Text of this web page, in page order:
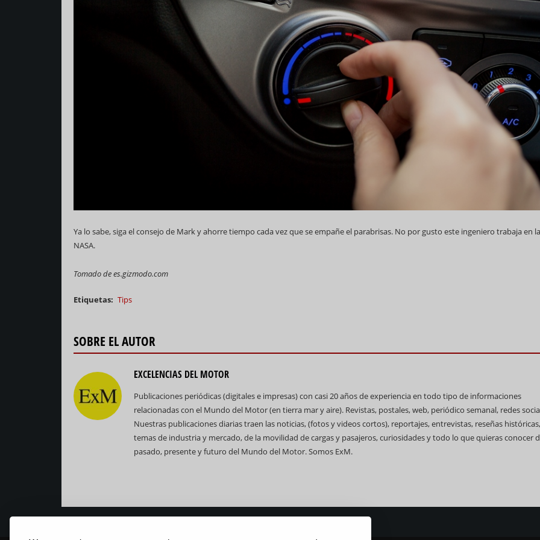
Ya lo sabe, siga el consejo de Mark y ahorre tiempo cada vez que se empañe el parabrisas. No por gusto este ingeniero trabaja en la
NASA.
Tomado de es.gizmodo.com
Etiquetas Tips
SOBRE EL AUTOR
EXCELENCIAS DEL MOTOR
Publicaciones periódicas (digitales e impresas) con casi 20 años de experiencia en todo tipo de informaciones
relacionadas con el Mundo del Motor (en tierra mar y aire). Revistas, postales, web, periódico semanal, redes
Nuestras publicaciones diarias traen las noticias, (fotos y videos cortos), reportajes, entrevistas, reseñas históricas,
temas de industria y mercado, de la movilidad de cargas y pasajeros, curiosidades y todo lo que quieras conocer
pasado, presente y futuro del Mundo del Motor. Somos ExM.